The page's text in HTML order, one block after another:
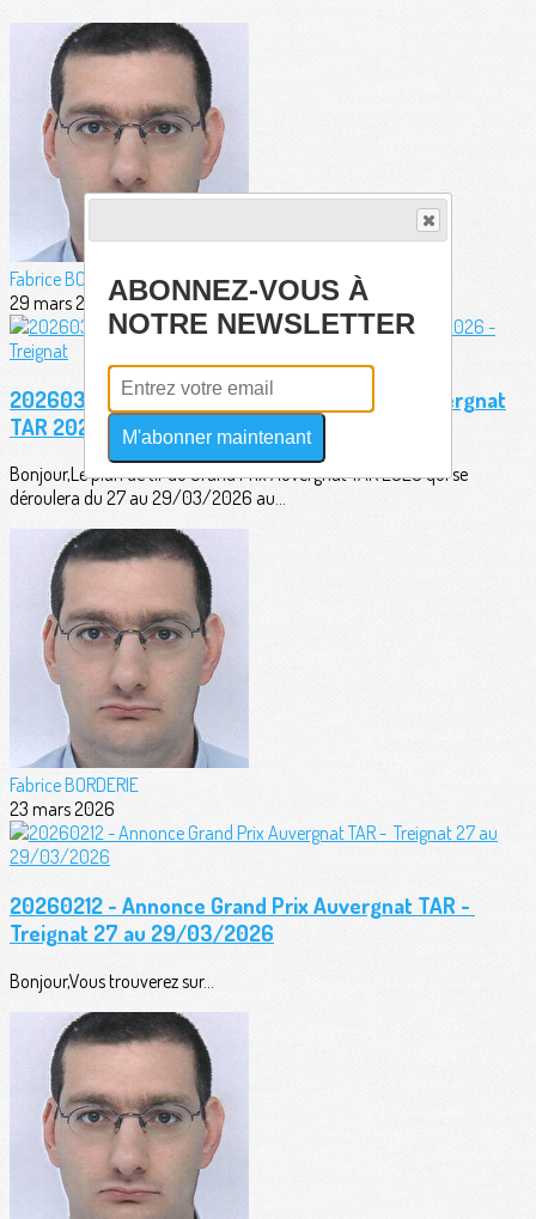
Fabrice BORDERIE
29 mars 2026
20260323 - Plan de tir officiel Grand Prix Auvergnat
TAR 2026 - Treignat
Bonjour,Le plan de tir du Grand Prix Auvergnat TAR 2026 qui se
déroulera du 27 au 29/03/2026 au...
Fabrice BORDERIE
23 mars 2026
20260212 - Annonce Grand Prix Auvergnat TAR -
Treignat 27 au 29/03/2026
Bonjour,Vous trouverez sur...
ABONNEZ-VOUS À
NOTRE NEWSLETTER
M'abonner maintenant